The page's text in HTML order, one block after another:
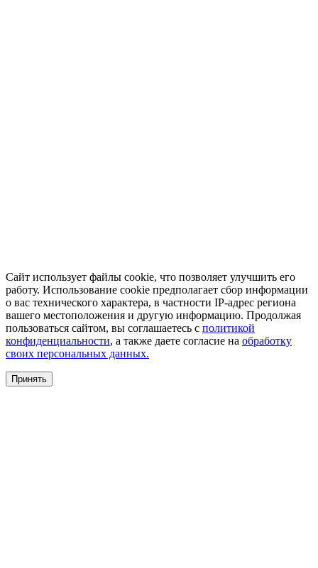
Сайт использует файлы cookie, что позволяет улучшить его
работу. Использование cookie предполагает сбор информации
о вас технического характера, в частности IP-адрес региона
вашего местоположения и другую информацию. Продолжая
пользоваться сайтом, вы соглашаетесь с политикой
конфиденциальности, а также даете согласие на обработку
своих персональных данных.
Принять